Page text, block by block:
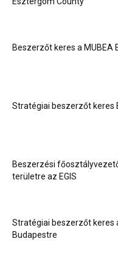
Beszerzőt keres a MUBEA
Stratégiai beszerzőt keres
Beszerzési
területre az EGIS
Stratégiai beszerzőt keres
Budapestre